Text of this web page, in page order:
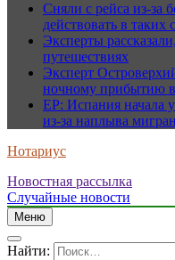
Сняли с рейса из-за
действовать в таких
Эксперты
путешествиях
Эксперт
ночному прибытию в
EP: Испания начала
из-за наплыва
Нотариус
Новостная рассылка
Случайные новости
Меню
Найти: